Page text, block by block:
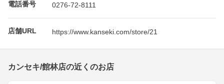
電話番号 0276-72-8111
店舗URL https://www.kanseki.com/store/21
カンセキ/館林店の近くのお店